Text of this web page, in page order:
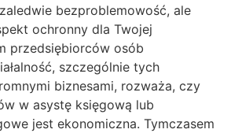
bezproblemowość, ale
ochronny dla Twojej
przedsiębiorców osób
szczególnie tych
biznesami, rozważa, czy
w asystę księgową lub
jest ekonomiczna. Tymczasem